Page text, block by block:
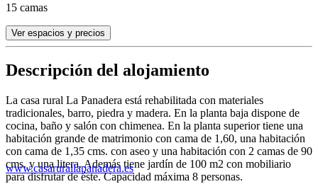
15 camas
Ver espacios y precios
Descripción del alojamiento
La casa rural La Panadera está rehabilitada con materiales
tradicionales, barro, piedra y madera. En la planta baja dispone de
cocina, baño y salón con chimenea. En la planta superior tiene una
habitación grande de matrimonio con cama de 1,60, una habitación
con cama de 1,35 cms. con aseo y una habitación con 2 camas de 90
cms. y una litera. Además tiene jardín de 100 m2 con mobiliario
para disfrutar de éste. Capacidad máxima 8 personas.
www.casarurallapanadera.es